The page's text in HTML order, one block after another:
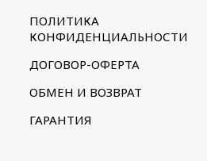
ПОЛИТИКА
КОНФИДЕНЦИАЛЬНОСТИ
ДОГОВОР-ОФЕРТА
ОБМЕН И ВОЗВРАТ
ГАРАНТИЯ